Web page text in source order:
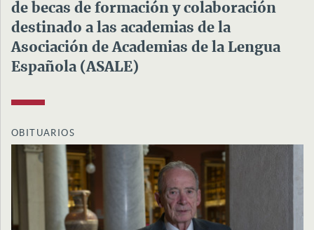
de becas de formación y colaboración
destinado a las academias de la
Asociación de Academias de la Lengua
Española (ASALE)
OBITUARIOS